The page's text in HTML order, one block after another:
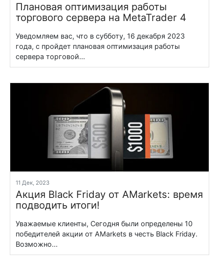
Плановая оптимизация работы
торгового сервера на MetaTrader 4
Уведомляем вас, что в субботу, 16 декабря 2023
года, с пройдет плановая оптимизация работы
сервера торговой...
11 Дек, 2023
Акция Black Friday от AMarkets: время
подводить итоги!
Уважаемые клиенты, Сегодня были определены 10
победителей акции от AMarkets в честь Black Friday.
Возможно...